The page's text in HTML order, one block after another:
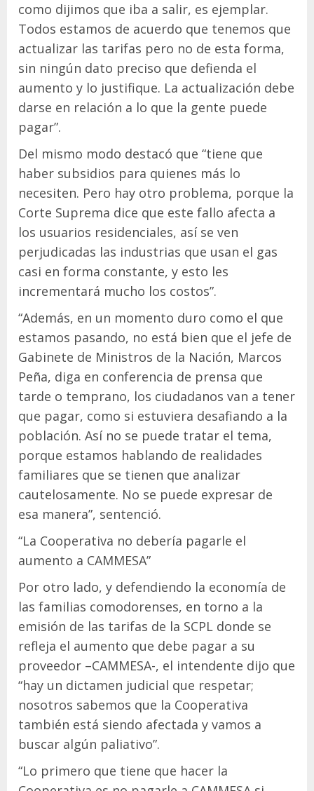
como dijimos que iba a salir, es ejemplar.
Todos estamos de acuerdo que tenemos que
actualizar las tarifas pero no de esta forma,
sin ningún dato preciso que defienda el
aumento y lo justifique. La actualización debe
darse en relación a lo que la gente puede
pagar”.
Del mismo modo destacó que “tiene que
haber subsidios para quienes más lo
necesiten. Pero hay otro problema, porque la
Corte Suprema dice que este fallo afecta a
los usuarios residenciales, así se ven
perjudicadas las industrias que usan el gas
casi en forma constante, y esto les
incrementará mucho los costos”.
“Además, en un momento duro como el que
estamos pasando, no está bien que el jefe de
Gabinete de Ministros de la Nación, Marcos
Peña, diga en conferencia de prensa que
tarde o temprano, los ciudadanos van a tener
que pagar, como si estuviera desafiando a la
población. Así no se puede tratar el tema,
porque estamos hablando de realidades
familiares que se tienen que analizar
cautelosamente. No se puede expresar de
esa manera”, sentenció.
“La Cooperativa no debería pagarle el
aumento a CAMMESA”
Por otro lado, y defendiendo la economía de
las familias comodorenses, en torno a la
emisión de las tarifas de la SCPL donde se
refleja el aumento que debe pagar a su
proveedor –CAMMESA-, el intendente dijo que
“hay un dictamen judicial que respetar;
nosotros sabemos que la Cooperativa
también está siendo afectada y vamos a
buscar algún paliativo”.
“Lo primero que tiene que hacer la